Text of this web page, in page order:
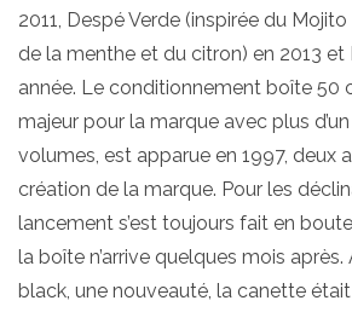
2011, Despé Verde (inspirée du
de la menthe et du citron) en 2013
année. Le conditionnement boîte 50
majeur pour la marque avec plus
volumes, est apparue en 1997, deux
création de la marque. Pour les
lancement s’est toujours fait en
la boîte n’arrive quelques mois après.
black, une nouveauté, la canette